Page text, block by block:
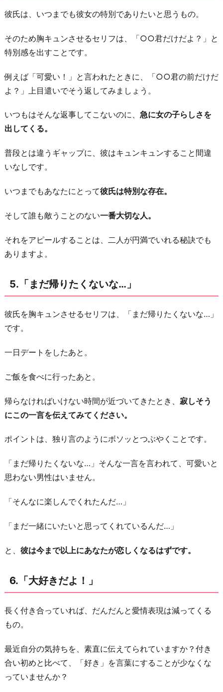
彼氏は、いつまでも彼女の特別でありたいと思うもの。
そのため胸キュンさせるセリフは、「○○君だけだよ？」と
特別感を出すことです。
例えば「可愛い！」と言われたときに、「○○君の前だけだ
よ？」上目遣いでそう返してみましょう。
いつもはそんな返事してこないのに、 急に女の子らしさを
出してくる。
普段とは違うギャップに、彼はキュンキュンすること間違
いなしです。
いつまでもあなたにとって彼氏は特別な存在。
そして誰も敵うことのない一番大切な人。
それをアピールすることは、二人が円満でいれる秘訣でも
ありますよ。
5.「まだ帰りたくないな…」
彼氏を胸キュンさせるセリフは、「まだ帰りたくないな…」
です。
一日デートをしたあと。
ご飯を食べに行ったあと。
帰らなければいけない時間が近づいてきたとき、 寂しそう
にこの一言を伝えてみてください。
ポイントは、独り言のようにボソッとつぶやくことです。
「まだ帰りたくないな…」そんな一言を言われて、可愛いと
思わない男性はいません。
「そんなに楽しんでくれたんだ…」
「まだ一緒にいたいと思ってくれているんだ…」
と、 彼は今まで以上にあなたが恋しくなるはずです。
6.「大好きだよ！」
長く付き合っていれば、だんだんと愛情表現は減ってくる
もの。
最近自分の気持ちを、素直に伝えてられていますか？付き
合い初めと比べて、「好き」を言葉にすることが少なくな
っていませんか？